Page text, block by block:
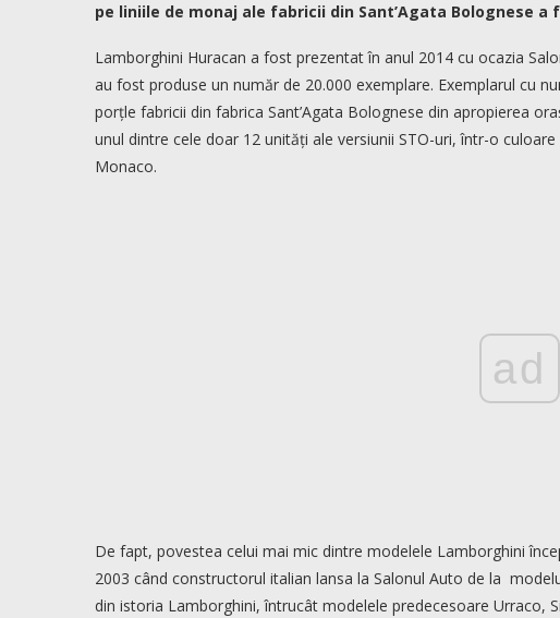
pe liniile de monaj ale fabricii din Sant’Agata Bolognese a
Lamborghini Huracan a fost prezentat în anul 2014 cu ocazia
au fost produse un număr de 20.000 exemplare. Exemplarul cu
porțle fabricii din fabrica Sant’Agata Bolognese din apropierea
unul dintre cele doar 12 unități ale versiunii STO-uri, într-o
Monaco.
ad
De fapt, povestea celui mai mic dintre modelele Lamborghini
2003 când constructorul italian lansa la Salonul Auto de la
din istoria Lamborghini, întrucât modelele predecesoare Urraco,